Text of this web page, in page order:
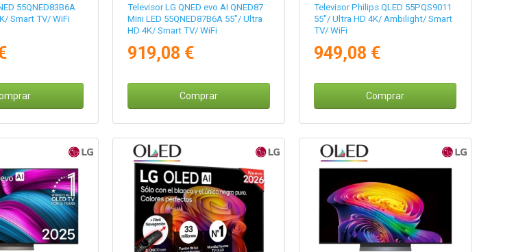
55QNED83B6A
Smart TV/ WiFi
Televisor LG QNED evo AI QNED87
Mini LED 55QNED87B6A 55"/ Ultra
HD 4K/ Smart TV/ WiFi
919,08 €
Comprar
Televisor Philips QLED 55PQS9011
55"/ Ultra HD 4K/ Ambilight/ Smart
TV/ WiFi
949,08 €
Comprar